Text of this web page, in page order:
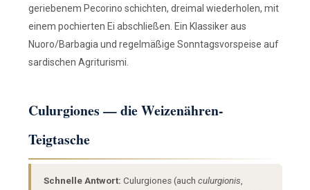
geriebenem Pecorino schichten, dreimal wiederholen, mit
einem pochierten Ei abschließen. Ein Klassiker aus
Nuoro/Barbagia und regelmäßige Sonntagsvorspeise auf
sardischen Agriturismi.
Culurgiones — die Weizenähren-
Teigtasche
Schnelle Antwort: Culurgiones (auch culurgionis,